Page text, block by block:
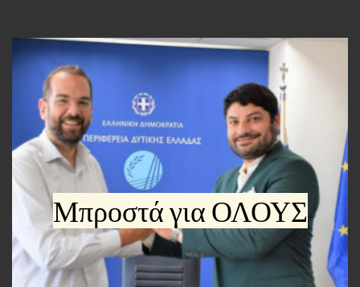
Μπροστά για ΟΛΟΥΣ